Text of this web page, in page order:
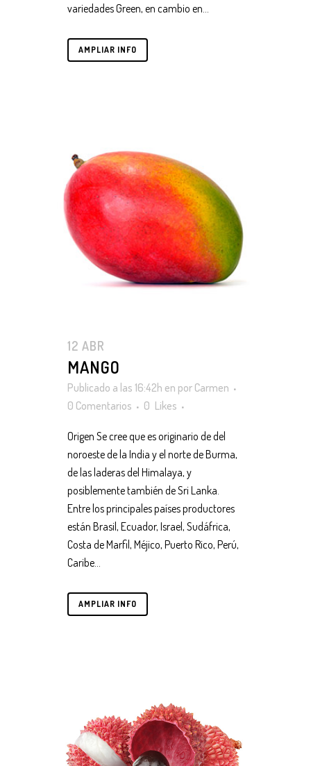
variedades Green, en cambio en...
AMPLIAR INFO
12 ABR
MANGO
Publicado a las 16:42h en por Carmen
0 Comentarios
0 Likes
Origen Se cree que es originario de del
noroeste de la India y el norte de Burma,
de las laderas del Himalaya, y
posiblemente también de Sri Lanka.
Entre los principales países productores
están Brasil, Ecuador, Israel, Sudáfrica,
Costa de Marfil, Méjico, Puerto Rico, Perú,
Caribe...
AMPLIAR INFO